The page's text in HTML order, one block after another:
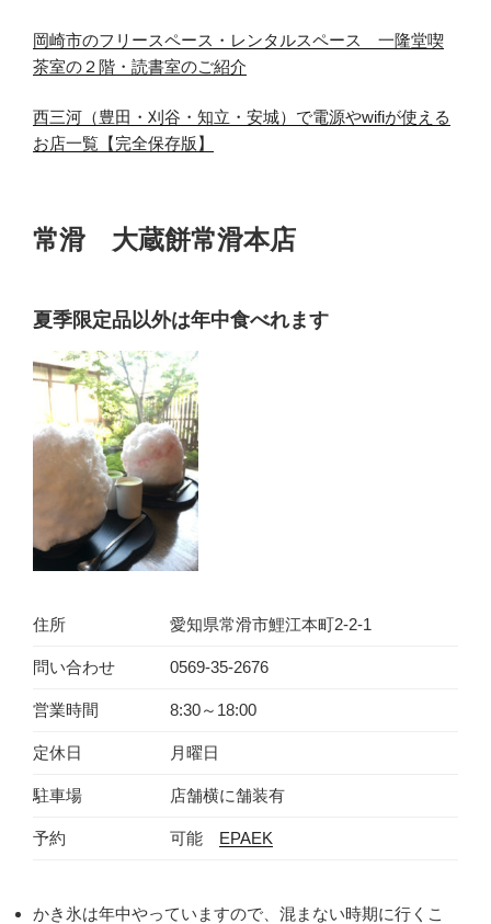
岡崎市のフリースペース・レンタルスペース 一隆堂喫
茶室の２階・読書室のご紹介
西三河（豊田・刈谷・知立・安城）で電源やwifiが使える
お店一覧【完全保存版】
常滑 大蔵餅常滑本店
夏季限定品以外は年中食べれます
住所 愛知県常滑市鯉江本町2-2-1
問い合わせ 0569-35-2676
営業時間 8:30～18:00
定休日 月曜日
駐車場 店舗横に舗装有
予約 可能 EPAEK
かき氷は年中やっていますので、混まない時期に行くこ